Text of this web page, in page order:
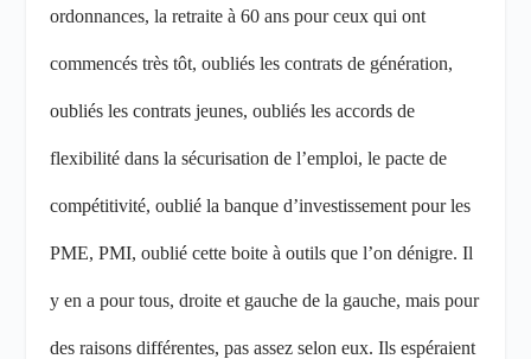
ordonnances, la retraite à 60 ans pour ceux qui ont
commencés très tôt, oubliés les contrats de génération,
oubliés les contrats jeunes, oubliés les accords de
flexibilité dans la sécurisation de l’emploi, le pacte de
compétitivité, oublié la banque d’investissement pour les
PME, PMI, oublié cette boite à outils que l’on dénigre. Il
y en a pour tous, droite et gauche de la gauche, mais pour
des raisons différentes, pas assez selon eux. Ils espéraient